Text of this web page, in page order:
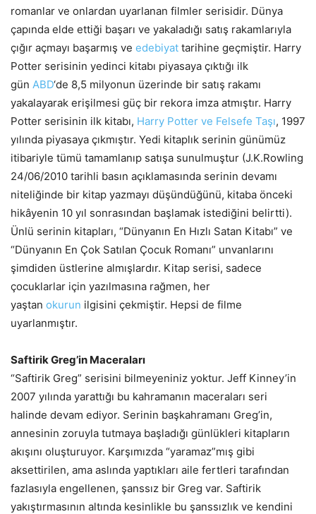
romanlar ve onlardan uyarlanan filmler serisidir. Dünya
çapında elde ettiği başarı ve yakaladığı satış rakamlarıyla
çığır açmayı başarmış ve edebiyat tarihine geçmiştir. Harry
Potter serisinin yedinci kitabı piyasaya çıktığı ilk
gün ABD‘de 8,5 milyonun üzerinde bir satış rakamı
yakalayarak erişilmesi güç bir rekora imza atmıştır. Harry
Potter serisinin ilk kitabı, Harry Potter ve Felsefe Taşı, 1997
yılında piyasaya çıkmıştır. Yedi kitaplık serinin günümüz
itibariyle tümü tamamlanıp satışa sunulmuştur (J.K.Rowling
24/06/2010 tarihli basın açıklamasında serinin devamı
niteliğinde bir kitap yazmayı düşündüğünü, kitaba önceki
hikâyenin 10 yıl sonrasından başlamak istediğini belirtti).
Ünlü serinin kitapları, “Dünyanın En Hızlı Satan Kitabı” ve
“Dünyanın En Çok Satılan Çocuk Romanı” unvanlarını
şimdiden üstlerine almışlardır. Kitap serisi, sadece
çocuklarlar için yazılmasına rağmen, her
yaştan okurun ilgisini çekmiştir. Hepsi de filme
uyarlanmıştır.
Saftirik Greg’in Maceraları
“Saftirik Greg” serisini bilmeyeniniz yoktur. Jeff Kinney’in
2007 yılında yarattığı bu kahramanın maceraları seri
halinde devam ediyor. Serinin başkahramanı Greg’in,
annesinin zoruyla tutmaya başladığı günlükleri kitapların
akışını oluşturuyor. Karşımızda “yaramaz”mış gibi
aksettirilen, ama aslında yaptıkları aile fertleri tarafından
fazlasıyla engellenen, şanssız bir Greg var. Saftirik
yakıştırmasının altında kesinlikle bu şanssızlık ve kendini